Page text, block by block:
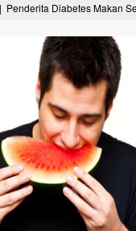
| Penderita Diabetes Makan
Open Donasi Wakaf
Rumah Qur'an & TK
Najjah di Jonggol
Saat ini, Ulurtangan
Najjahtul Islam Jonggol
pembangunan Rumah
kanak Islam Terpadu
Gedung Majelis Taklim di